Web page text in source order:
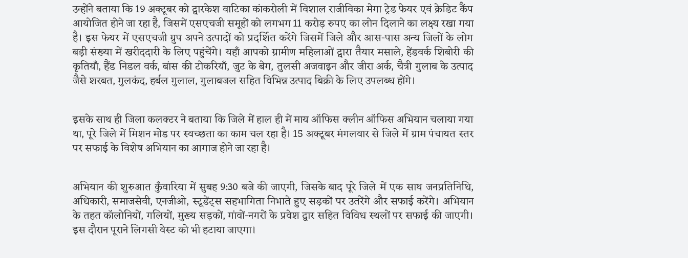
उन्होंने बताया कि 19 अक्टूबर को द्वारकेश वाटिका कांकरोली में विशाल राजीविका मेगा ट्रेड फेयर एवं क्रेडिट कैंप
आयोजित होने जा रहा है, जिसमें एसएचजी समूहों को लगभग 11 करोड़ रुपए का लोन दिलाने का लक्ष्य रखा गया
है। इस फेयर में एसएचजी ग्रुप अपने उत्पादों को प्रदर्शित करेंगे जिसमें जिले और आस-पास अन्य जिलों के लोग
बड़ी संख्या में खरीददारी के लिए पहुंचेंगे। यहाँ आपको ग्रामीण महिलाओं द्वारा तैयार मसाले, हेंडवर्क शिबोरी की
कृतियाँ, हैंड निडल वर्क, बांस की टोकरियाँ, जुट के बेग, तुलसी अजवाइन और जीरा अर्क, चैत्री गुलाब के उत्पाद
जैसे शरबत, गुलकंद, हर्बल गुलाल, गुलाबजल सहित विभिन्न उत्पाद बिक्री के लिए उपलब्ध होंगे।
इसके साथ ही जिला कलक्टर ने बताया कि जिले में हाल ही में माय ऑफिस क्लीन ऑफिस अभियान चलाया गया
था, पूरे जिले में मिशन मोड पर स्वच्छता का काम चल रहा है। 15 अक्टूबर मंगलवार से जिले में ग्राम पंचायत स्तर
पर सफाई के विशेष अभियान का आगाज होने जा रहा है।
अभियान की शुरुआत कुँवारिया में सुबह 9:30 बजे की जाएगी, जिसके बाद पूरे जिले में एक साथ जनप्रतिनिधि,
अधिकारी, समाजसेवी, एनजीओ, स्टूडेंट्स सहभागिता निभाते हुए सड़कों पर उतरेंगे और सफाई करेंगे। अभियान
के तहत कॉलोनियों, गलियों, मुख्य सड़कों, गांवों-नगरों के प्रवेश द्वार सहित विविध स्थलों पर सफाई की जाएगी।
इस दौरान पूराने लिगसी वेस्ट को भी हटाया जाएगा।